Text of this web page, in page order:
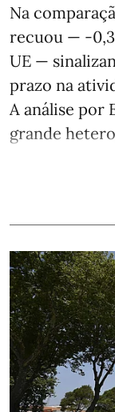
Na
recuou — -
UE —
prazo na
A análise por
grande